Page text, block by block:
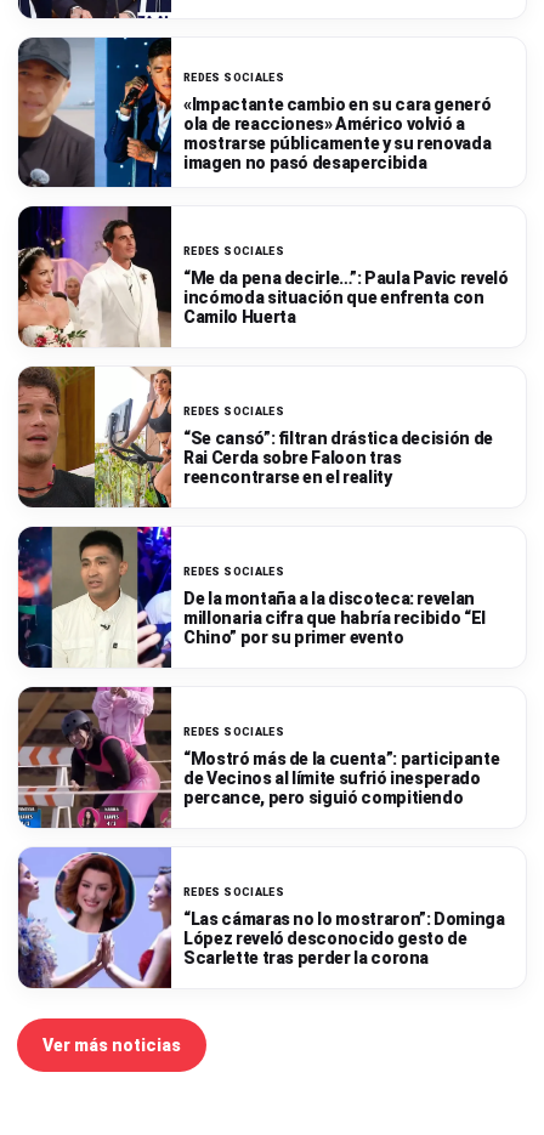
REDES SOCIALES
«Impactante cambio en su cara generó
ola de reacciones» Américo volvió a
mostrarse públicamente y su renovada
imagen no pasó desapercibida
REDES SOCIALES
“Me da pena decirle…”: Paula Pavic reveló
incómoda situación que enfrenta con
Camilo Huerta
REDES SOCIALES
“Se cansó”: filtran drástica decisión de
Rai Cerda sobre Faloon tras
reencontrarse en el reality
REDES SOCIALES
De la montaña a la discoteca: revelan
millonaria cifra que habría recibido “El
Chino” por su primer evento
REDES SOCIALES
“Mostró más de la cuenta”: participante
de Vecinos al límite sufrió inesperado
percance, pero siguió compitiendo
REDES SOCIALES
“Las cámaras no lo mostraron”: Dominga
López reveló desconocido gesto de
Scarlette tras perder la corona
Ver más noticias